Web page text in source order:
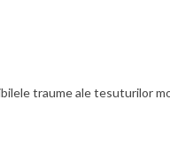
traume ale tesuturilor